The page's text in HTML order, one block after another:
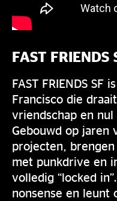
FAST FRIENDS
FAST FRIENDS SF
Francisco die
vriendschap en
Gebouwd op jaren
projecten, brengen
met punkdrive en
volledig “locked
nonsense en leunt